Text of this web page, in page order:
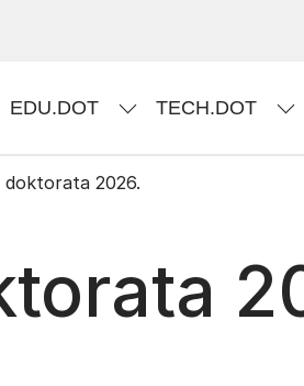
EDU.DOT TECH.DOT
doktorata 2026.